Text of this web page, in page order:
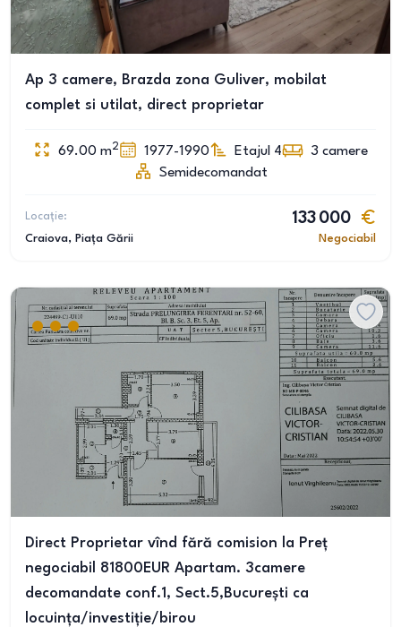
Ap 3 camere, Brazda zona Guliver, mobilat
complet si utilat, direct proprietar
69.00 m2 1977-1990 Etajul 4 3 camere
Semidecomandat
Locație:
Craiova, Piața Gării
133 000
Negociabil
Direct Proprietar vînd fără comision la Preț
negociabil 81800EUR Apartam. 3camere
decomandate conf.1, Sect.5,București ca
locuința/investiție/birou